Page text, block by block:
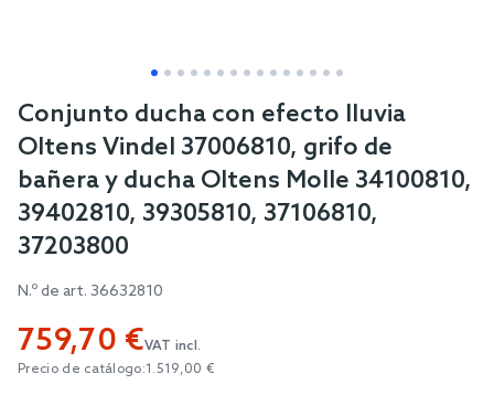
Skip
to
beginning
of
the
gallery
Conjunto ducha con efecto lluvia
Oltens Vindel 37006810, grifo de
bañera y ducha Oltens Molle 34100810,
39402810, 39305810, 37106810,
37203800
N.º de art. 36632810
759,70 €VAT incl.
Precio de catálogo:1.519,00 €